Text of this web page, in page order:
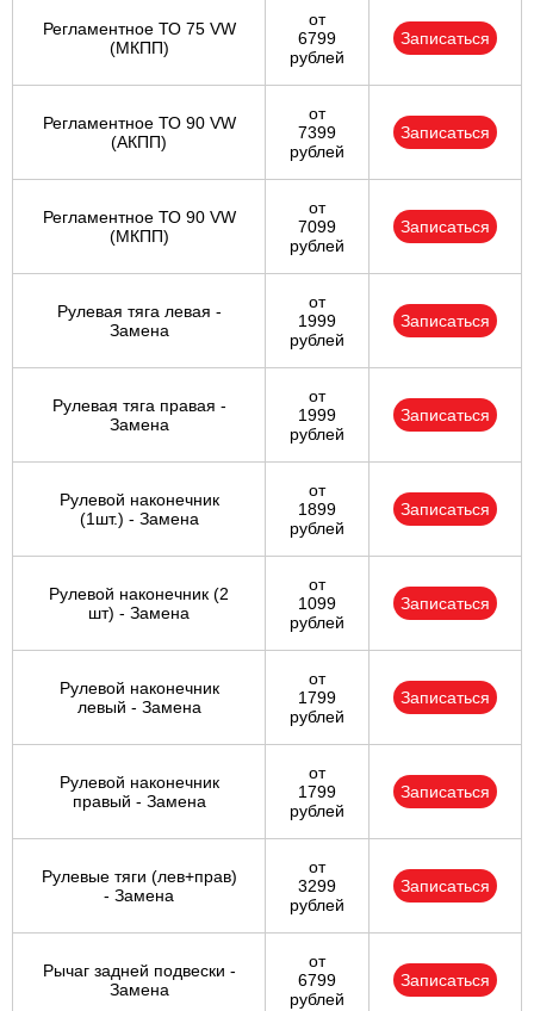
Регламентное ТО 75 VW
(МКПП)
от
6799
рублей
Записаться
Регламентное ТО 90 VW
(АКПП)
от
7399
рублей
Записаться
Регламентное ТО 90 VW
(МКПП)
от
7099
рублей
Записаться
Рулевая тяга левая -
Замена
от
1999
рублей
Записаться
Рулевая тяга правая -
Замена
от
1999
рублей
Записаться
Рулевой наконечник
(1шт.) - Замена
от
1899
рублей
Записаться
Рулевой наконечник (2
шт) - Замена
от
1099
рублей
Записаться
Рулевой наконечник
левый - Замена
от
1799
рублей
Записаться
Рулевой наконечник
правый - Замена
от
1799
рублей
Записаться
Рулевые тяги (лев+прав)
- Замена
от
3299
рублей
Записаться
Рычаг задней подвески -
Замена
от
6799
рублей
Записаться